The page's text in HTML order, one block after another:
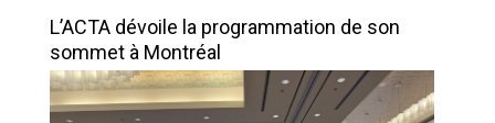
L’ACTA dévoile la programmation de son
sommet à Montréal